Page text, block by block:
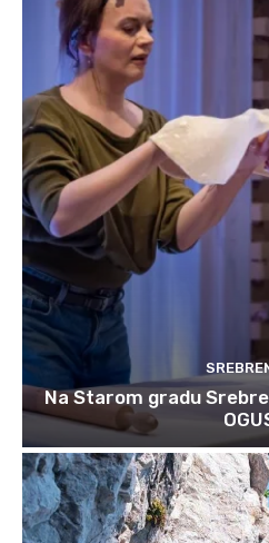
Na Starom gradu